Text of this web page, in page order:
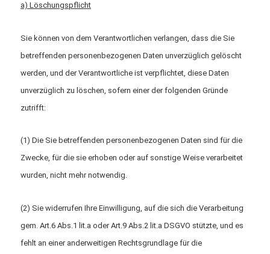
a) Löschungspflicht
Sie können von dem Verantwortlichen verlangen, dass die Sie
betreffenden personenbezogenen Daten unverzüglich gelöscht
werden, und der Verantwortliche ist verpflichtet, diese Daten
unverzüglich zu löschen, sofern einer der folgenden Gründe
zutrifft:
(1) Die Sie betreffenden personenbezogenen Daten sind für die
Zwecke, für die sie erhoben oder auf sonstige Weise verarbeitet
wurden, nicht mehr notwendig.
(2) Sie widerrufen Ihre Einwilligung, auf die sich die Verarbeitung
gem. Art.6 Abs.1 lit.a oder Art.9 Abs.2 lit.a DSGVO stützte, und es
fehlt an einer anderweitigen Rechtsgrundlage für die